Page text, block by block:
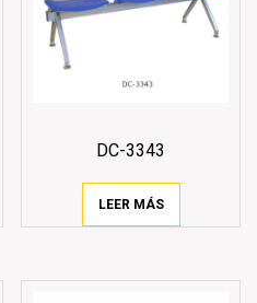
DC-3343
LEER MÁS